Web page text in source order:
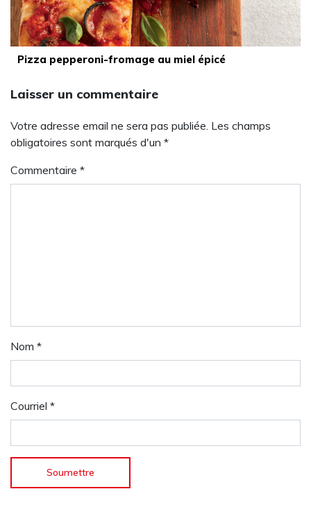
Pizza pepperoni-fromage au miel épicé
Laisser un commentaire
Votre adresse email ne sera pas publiée. Les champs
obligatoires sont marqués d'un *
Commentaire *
Nom *
Courriel *